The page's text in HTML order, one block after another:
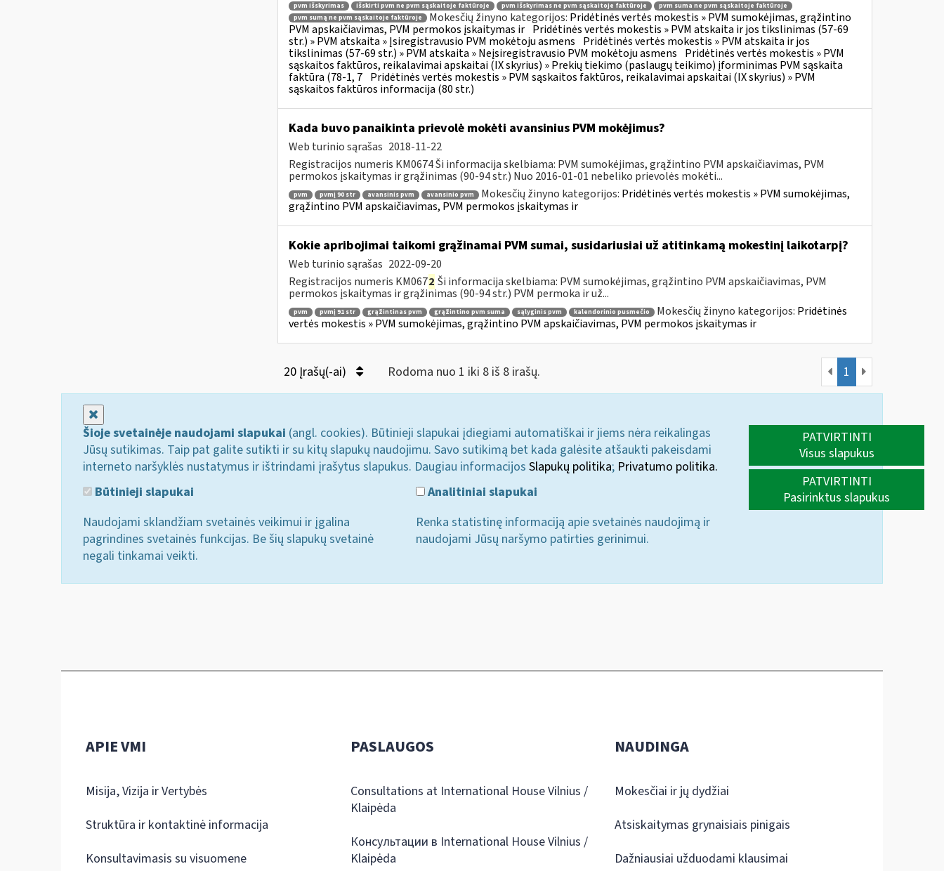
pvm išskyrimas išskirti pvm ne pvm sąskaitoje faktūroje pvm išskyrimas ne pvm sąskaitoje faktūroje
pvm suma ne pvm sąskaitoje faktūroje
pvm sumą ne pvm sąskaitoje faktūroje
Mokesčių žinyno kategorijos: Pridėtinės vertės mokestis » PVM sumokėjimas, grąžintino
PVM apskaičiavimas, PVM permokos įskaitymas ir Pridėtinės vertės mokestis » PVM atskaita ir jos tikslinimas (57-69
str.) » PVM atskaita » Įsiregistravusio PVM mokėtoju asmens Pridėtinės vertės mokestis » PVM atskaita ir jos
tikslinimas (57-69 str.) » PVM atskaita » Neįsiregistravusio PVM mokėtoju asmens Pridėtinės vertės mokestis » PVM
sąskaitos faktūros, reikalavimai apskaitai (IX skyrius) » Prekių tiekimo (paslaugų teikimo) įforminimas PVM sąskaita
faktūra (78-1, 7 Pridėtinės vertės mokestis » PVM sąskaitos faktūros, reikalavimai apskaitai (IX skyrius) » PVM
sąskaitos faktūros informacija (80 str.)
Kada buvo panaikinta prievolė mokėti avansinius PVM mokėjimus?
Web turinio sąrašas 2018-11-22
Registracijos numeris KM0674 Ši informacija skelbiama: PVM sumokėjimas, grąžintino PVM apskaičiavimas, PVM
permokos įskaitymas ir grąžinimas (90-94 str.) Nuo 2016-01-01 nebeliko prievolės mokėti...
pvm pvmį 90 str avansinis pvm avansinio pvm Mokesčių žinyno kategorijos: Pridėtinės vertės mokestis » PVM sumokėjimas,
grąžintino PVM apskaičiavimas, PVM permokos įskaitymas ir
Kokie apribojimai taikomi grąžinamai PVM sumai, susidariusiai už atitinkamą mokestinį laikotarpį?
Web turinio sąrašas 2022-09-20
Registracijos numeris KM0672 Ši informacija skelbiama: PVM sumokėjimas, grąžintino PVM apskaičiavimas, PVM
permokos įskaitymas ir grąžinimas (90-94 str.) PVM permoka ir už...
pvm pvmį 91 str grąžintinas pvm grąžintino pvm suma sąlyginis pvm kalendorinio pusmečio Mokesčių žinyno kategorijos: Pridėtinės
vertės mokestis » PVM sumokėjimas, grąžintino PVM apskaičiavimas, PVM permokos įskaitymas ir
20 Įrašų(-ai) Rodoma nuo 1 iki 8 iš 8 irašų. 1
Šioje svetainėje naudojami slapukai (angl. cookies). Būtinieji slapukai įdiegiami automatiškai ir jiems nėra reikalingas
Jūsų sutikimas. Taip pat galite sutikti ir su kitų slapukų naudojimu. Savo sutikimą bet kada galėsite atšaukti pakeisdami
interneto naršyklės nustatymus ir ištrindami įrašytus slapukus. Daugiau informacijos Slapukų politika; Privatumo politika.
Būtinieji slapukai
Naudojami sklandžiam svetainės veikimui ir įgalina
pagrindines svetainės funkcijas. Be šių slapukų svetainė
negali tinkamai veikti.
Analitiniai slapukai
Renka statistinę informaciją apie svetainės naudojimą ir
naudojami Jūsų naršymo patirties gerinimui.
PATVIRTINTI
Visus slapukus
PATVIRTINTI
Pasirinktus slapukus
APIE VMI
Misija, Vizija ir Vertybės
Struktūra ir kontaktinė informacija
Konsultavimasis su visuomene
PASLAUGOS
Consultations at International House Vilnius /
Klaipėda
Консультации в International House Vilnius /
Klaipėda
NAUDINGA
Mokesčiai ir jų dydžiai
Atsiskaitymas grynaisiais pinigais
Dažniausiai užduodami klausimai